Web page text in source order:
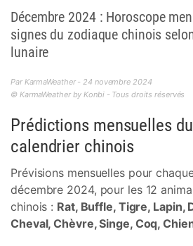
Décembre 2024 : Horoscope
signes du zodiaque chinois
lunaire
Par KarmaWeather - 24 novembre 2024
© KarmaWeather by Konbi - Tous droits réservés
Prédictions mensuelles
calendrier chinois
Prévisions mensuelles pour
décembre 2024, pour les 12
chinois : Rat, Buffle, Tigre, Lapin,
Cheval, Chèvre, Singe, Coq,